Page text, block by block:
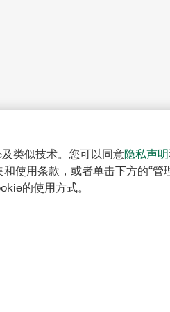
类似技术。您可以同意隐私声明
使用条款，或者单击下方的“管
的使用方式。